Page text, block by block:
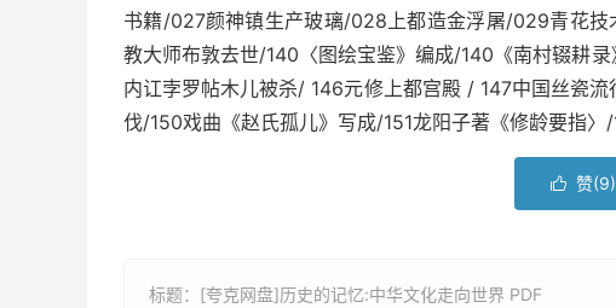
书籍/027颜神镇生产玻璃/028上都造金浮屠/029青花
教大师布敦去世/140〈图绘宝鉴》编成/140《南村辍耕
内讧孛罗帖木儿被杀/ 146元修上都宫殿 / 147中国丝瓷
伐/150戏曲《赵氏孤儿》写成/151龙阳子著《修龄要指〉
 赞(9)
标题：[夸克网盘]历史的记忆:中华文化走向世界 PDF